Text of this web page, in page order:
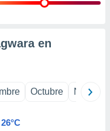
en
Octubre
26°C